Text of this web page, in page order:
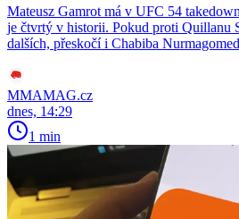
Mateusz Gamrot má v UFC 54
je čtvrtý v historii. Pokud proti Quillanu
dalších, přeskočí i Chabiba
MMAMAG.cz
dnes, 14:29
1 min